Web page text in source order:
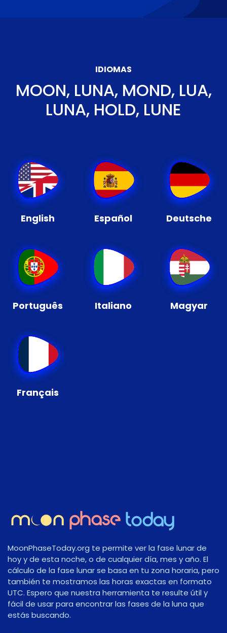
IDIOMAS
MOON, LUNA, MOND, LUA,
LUNA, HOLD, LUNE
English Español Deutsche
Português Italiano Magyar
Français
MoonPhaseToday.org te permite ver la fase lunar de
hoy y de esta noche, o de cualquier día, mes y año. El
cálculo de la fase lunar se basa en tu zona horaria, pero
también te mostramos las horas exactas en formato
UTC. Espero que nuestra herramienta te resulte útil y
fácil de usar para encontrar las fases de la luna que
estás buscando.